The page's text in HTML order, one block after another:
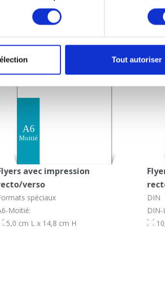
Tout autoriser
avec impression
verso
spéciaux
Moitié:
5,0 cm L x 14,8 cm H
DIN
DIN-